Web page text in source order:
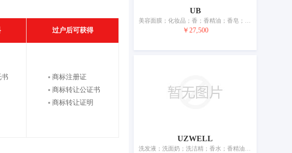
过户后可获得
商标注册证
商标转让公证书
商标转让证明
UB
美容面膜；化妆品；香；香精油；香皂；鞋油；口红；磨光粉；口香水；洗洁精
￥27,500
UZWELL
洗发液；洗面奶；洗洁精；香水；香精油；美容面膜；化妆品；牙膏；动物用化妆品；干花瓣与香料混合物